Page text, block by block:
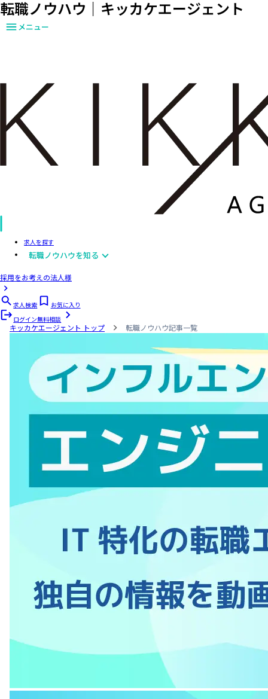
転職ノウハウ｜キッカケエージェント
メニュー
求人を探す
転職ノウハウを知る
採用をお考えの法人様
求人検索
お気に入り
ログイン無料相談
キッカケエージェント トップ 転職ノウハウ記事一覧